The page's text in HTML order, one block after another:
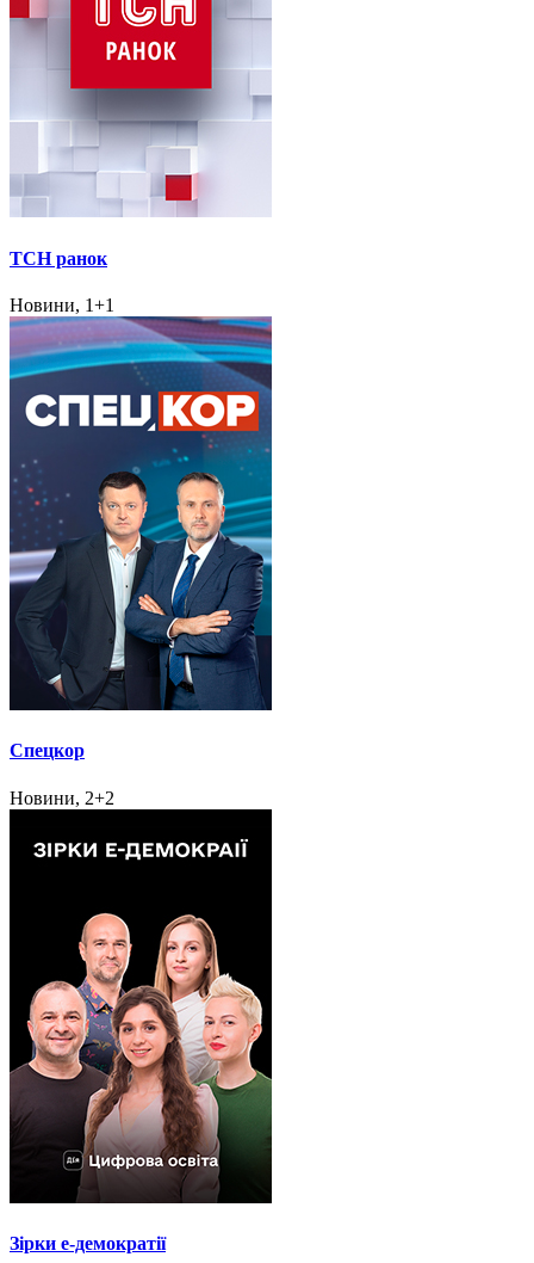
ТСН ранок
Новини, 1+1
Спецкор
Новини, 2+2
Зірки e-демократії